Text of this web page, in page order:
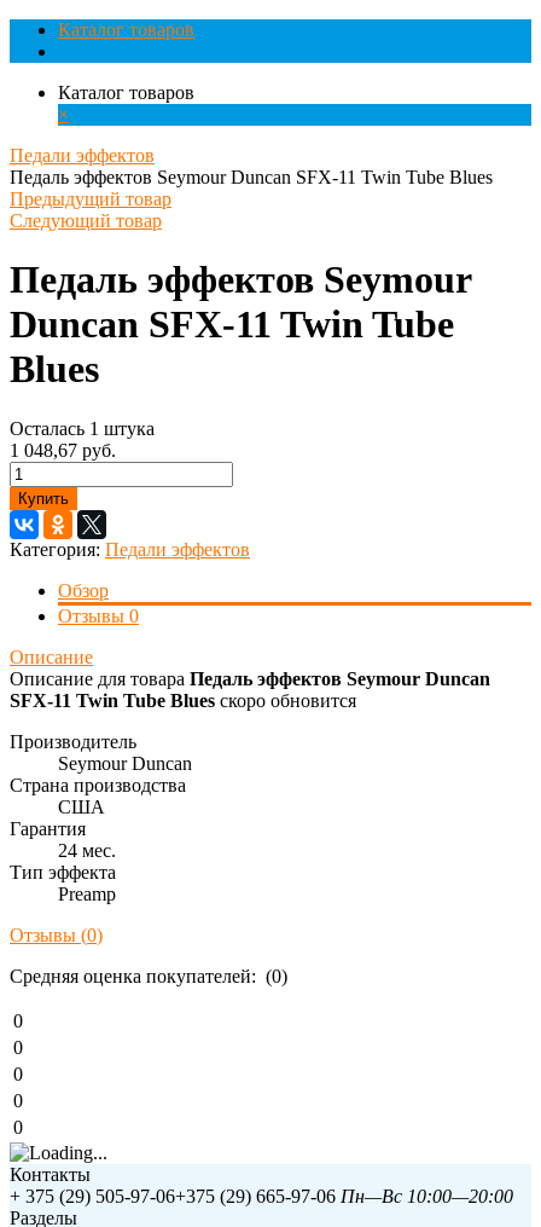
Каталог товаров
Каталог товаров
×
Педали эффектов
Педаль эффектов Seymour Duncan SFX-11 Twin Tube Blues
Предыдущий товар
Следующий товар
Педаль эффектов Seymour
Duncan SFX-11 Twin Tube
Blues
Осталась 1 штука
1 048,67 руб.
Купить
Категория: Педали эффектов
Обзор
Отзывы 0
Описание
Описание для товара Педаль эффектов Seymour Duncan
SFX-11 Twin Tube Blues скоро обновится
Производитель
Seymour Duncan
Страна производства
США
Гарантия
24 мес.
Тип эффекта
Preamp
Отзывы (0)
Средняя оценка покупателей: (0)
0
0
0
0
0
Контакты
+ 375 (29) 505-97-06+375 (29) 665-97-06 Пн—Вс 10:00—20:00
Разделы